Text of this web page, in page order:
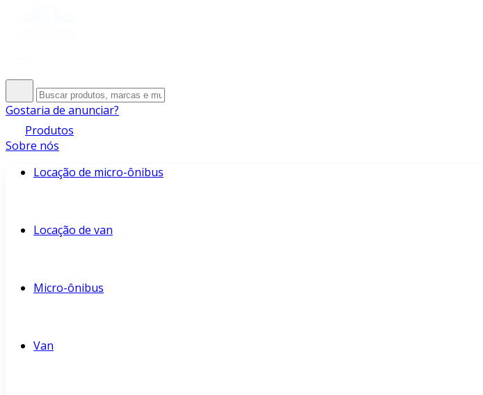
Gostaria de anunciar?
Produtos
Sobre nós
Locação de micro-ônibus
Locação de van
Micro-ônibus
Van